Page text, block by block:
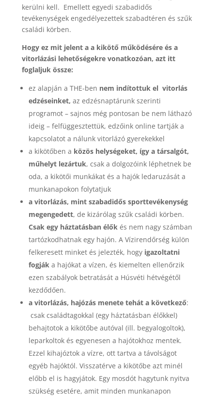
kerülni kell. Emellett egyedi szabadidős
tevékenységek engedélyezettek szabadtéren és szűk
családi körben.
Hogy ez mit jelent a a kikötő működésére és a
vitorlázási lehetőségekre vonatkozóan, azt itt
foglaljuk össze:
ez alapján a THE-ben nem indítottuk el vitorlás
edzéseinket, az edzésnaptárunk szerinti
programot – sajnos még pontosan be nem láthazó
ideig – felfüggesztettük, edzőink online tartják a
kapcsolatot a nálunk vitorlázó gyerekekkel
a kikötőben a közös helységeket, így a társalgót,
műhelyt lezártuk, csak a dolgozóink léphetnek be
oda, a kikötői munkákat és a hajók ledaruzását a
munkanapokon folytatjuk
a vitorlázás, mint szabadidős sporttevékenység
megengedett, de kizárólag szűk családi körben.
Csak egy háztatásban élőkés nem nagy számban
tartózkodhatnak egy hajón. A Vízirendőrség külön
felkeresett minket és jelezték, hogy igazoltatni
fogjáka hajókat a vízen, és kiemelten ellenőrzik
ezen szabályok betratását a Húsvéti hétvégétől
kezdődően.
a vitorlázás, hajózás menete tehát a következő:
csak családtagokkal (egy háztatásban élőkkel)
behajtotok a kikötőbe autóval (ill. begyalogoltok),
leparkoltok és egyenesen a hajótokhoz mentek.
Ezzel kihajóztok a vízre, ott tartva a távolságot
egyéb hajóktól. Visszatérve a kikötőbe azt minél
előbb el is hagyjátok. Egy mosdót hagytunk nyitva
szükség esetére, amit minden munkanapon